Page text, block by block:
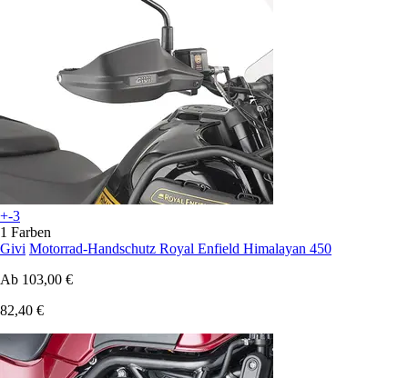
+-3
1 Farben
Givi Motorrad-Handschutz Royal Enfield Himalayan 450
Ab 103,00 €
82,40 €